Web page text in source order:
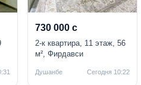
730 000 с
2-к квартира, 11 этаж, 56
м², Фирдавси
Душанбе Сегодня 10:22